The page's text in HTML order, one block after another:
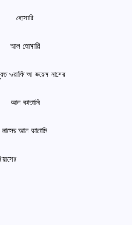
আল হোসারি
নাসের আল কাতামি